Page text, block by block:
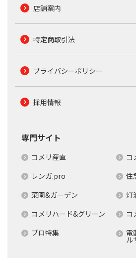
店舗案内
特定商取引法
プライバシーポリシー
採用情報
専門サイト
コメリ産直
コ
レンガ.pro
住
菜園&ガーデン
灯
コメリハード&グリーン
コ
プロ特集
電
ル